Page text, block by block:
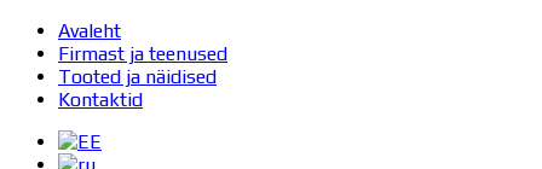
Avaleht
Firmast ja teenused
Tooted ja näidised
Kontaktid